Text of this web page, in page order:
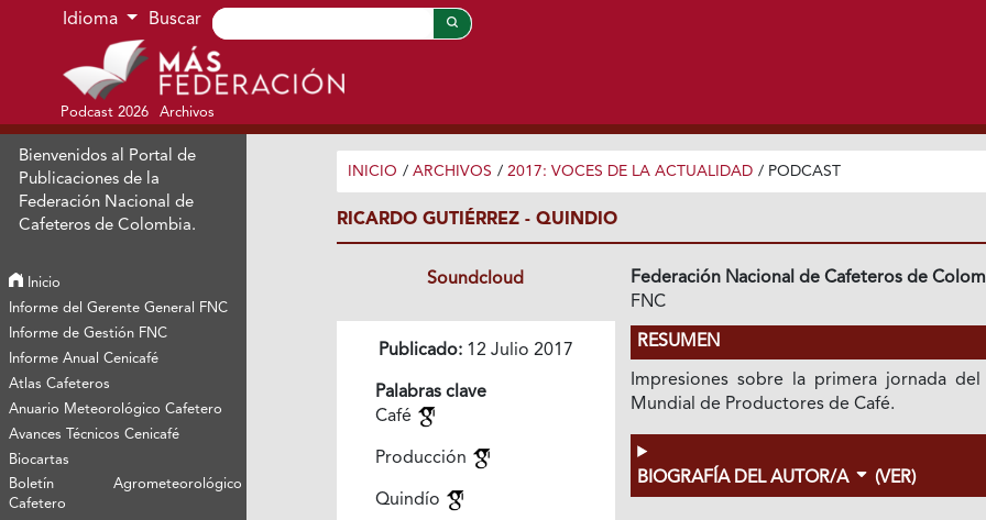
Ir al menú de navegación principal
Ir al contenido principal
Ir al pie de página del sitio
Idioma Buscar
Podcast 2026 Archivos
Bienvenidos al Portal de
Publicaciones de la
Federación Nacional de
Cafeteros de Colombia.
Inicio
Informe del Gerente General FNC
Informe de Gestión FNC
Informe Anual Cenicafé
Atlas Cafeteros
Anuario Meteorológico Cafetero
Avances Técnicos Cenicafé
Biocartas
Boletín Agrometeorológico
Cafetero
INICIO / ARCHIVOS / 2017: VOCES DE LA ACTUALIDAD / PODCAST
RICARDO GUTIÉRREZ - QUINDIO
Soundcloud
Publicado:12 Julio 2017
Palabras clave
Café
Producción
Quindío
Federación Nacional de Cafeteros de
FNC
RESUMEN
Impresiones sobre la primera jornada del
Mundial de Productores de Café.
BIOGRAFÍA DEL AUTOR/A (VER)